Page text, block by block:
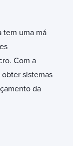
tem uma má
Com a
sistemas
da